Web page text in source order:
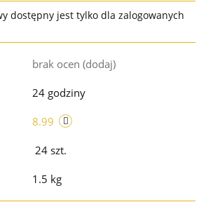
dostępny jest tylko dla zalogowanych
brak ocen (dodaj)
24 godziny
8.99
24 szt.
1.5 kg